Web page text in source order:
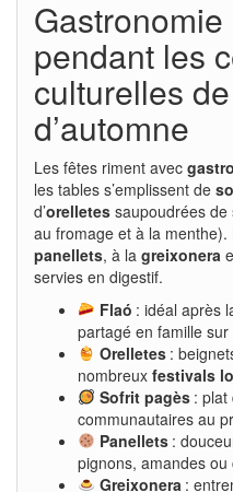
pendant les
culturelles
d’automne
Les fêtes riment avec
les tables s’emplissent de
d’orelletes saupoudrées
au fromage et à la
panellets, à la greixonera
servies en digestif.
Flaó : idéal après
partagé en famille
Orelletes:
nombreux festivals
Sofrit pagès: plat
communautaires au
Panellets:
pignons, amandes ou
Greixonera :